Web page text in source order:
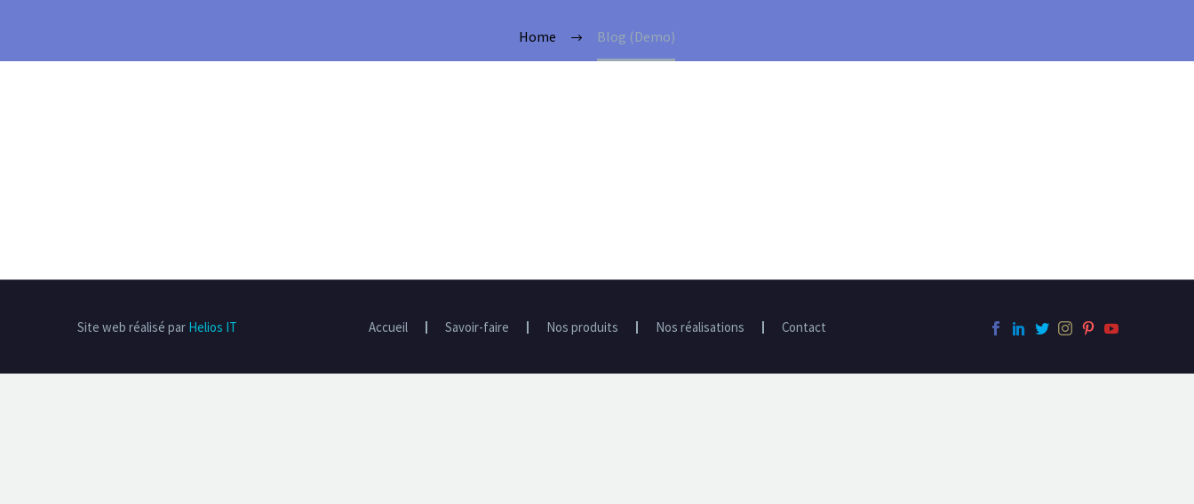
Home Blog (Demo)
Accueil Savoir-faire Nos produits Nos réalisations Contact
Site web réalisé par Helios IT